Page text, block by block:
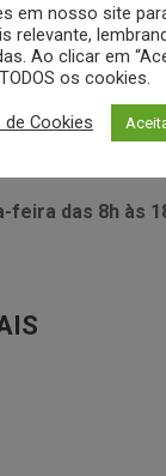
feira das 8h
em nosso site
relevante,
Ao clicar em
os cookies.
Cookies